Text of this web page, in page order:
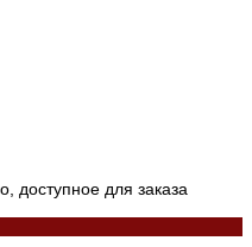
доступное для заказа